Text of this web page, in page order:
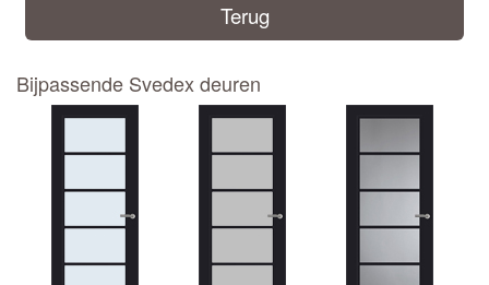
Terug
Bijpassende Svedex deuren